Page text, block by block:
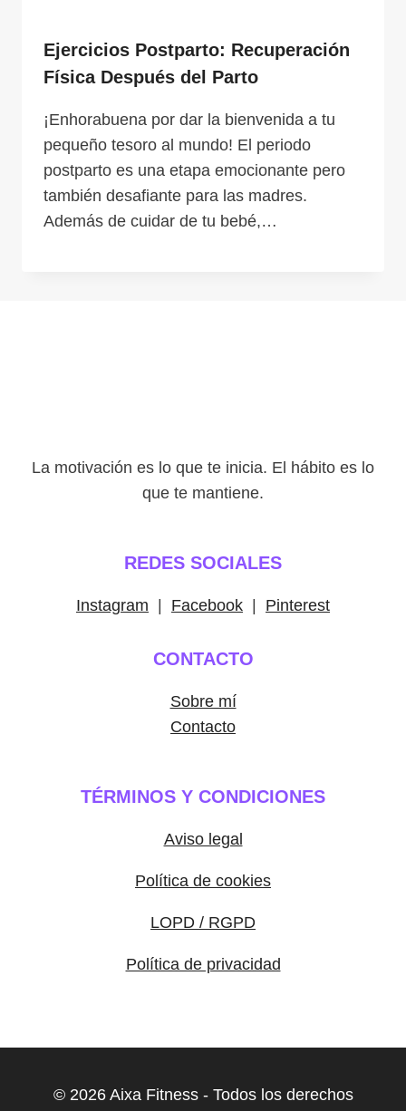
Ejercicios Postparto: Recuperación
Física Después del Parto
¡Enhorabuena por dar la bienvenida a tu
pequeño tesoro al mundo! El periodo
postparto es una etapa emocionante pero
también desafiante para las madres.
Además de cuidar de tu bebé,…
La motivación es lo que te inicia. El hábito es lo
que te mantiene.
REDES SOCIALES
Instagram Facebook Pinterest
CONTACTO
Sobre mí
Contacto
TÉRMINOS Y CONDICIONES
Aviso legal
Política de cookies
LOPD / RGPD
Política de privacidad
© 2026 Aixa Fitness - Todos los derechos